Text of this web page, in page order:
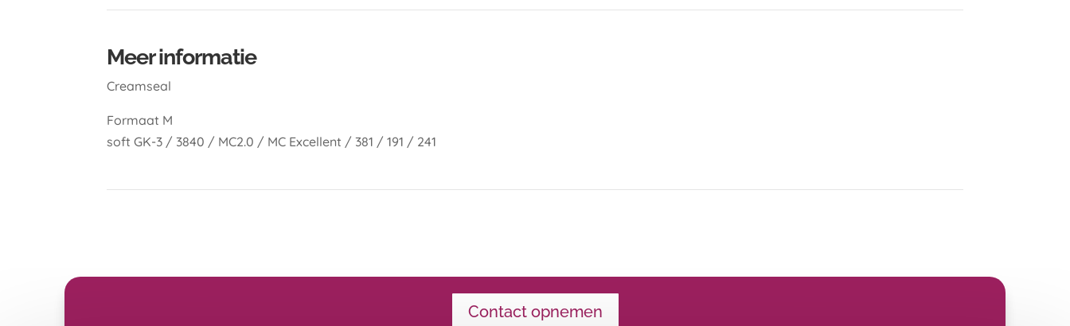
Meer informatie
Creamseal
Formaat M
soft GK-3 / 3840 / MC2.0 / MC Excellent / 381 / 191 / 241
Contact opnemen